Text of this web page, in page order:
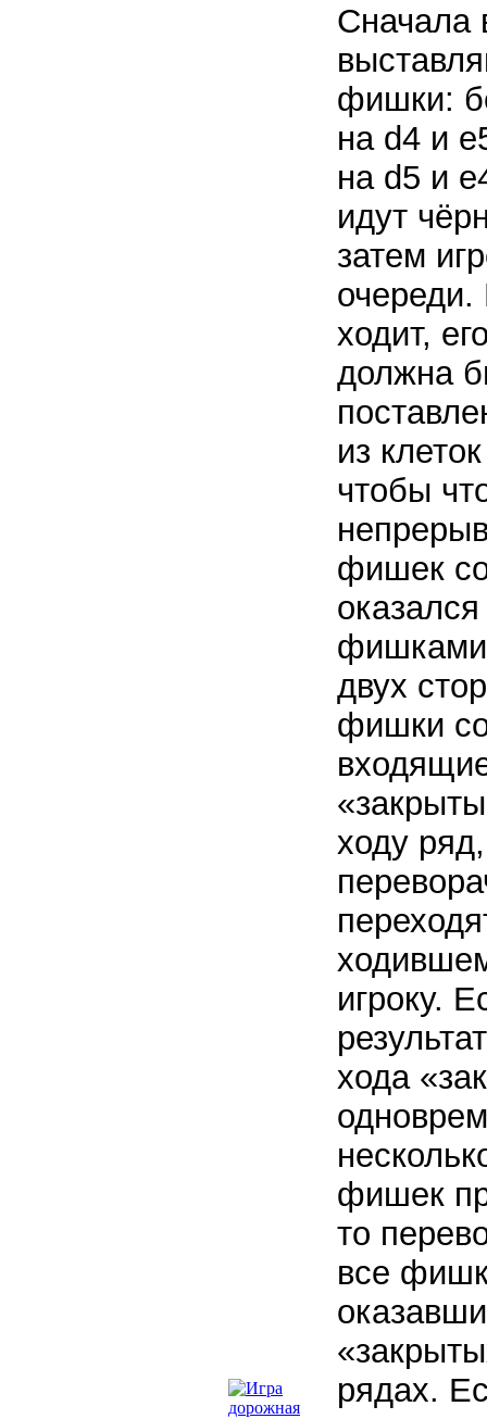
Сначала
фишки:
на d4 и
на d5 и
идут
затем
очереди.
ходит,
должна
из
чтобы
фишек
фишками
двух
фишки
ходу ряд,
игроку.
хода
фишек
то
все
рядах.